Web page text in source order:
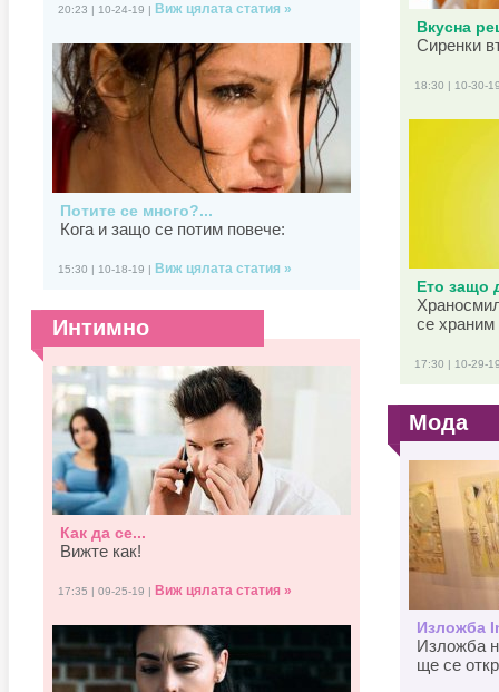
20:23 | 10-24-19 | Виж цялата статия »
Потите се много?...
Кога и защо се потим повече:
15:30 | 10-18-19 | Виж цялата статия »
Интимно
Как да се...
Вижте как!
17:35 | 09-25-19 | Виж цялата статия »
Вкусна
Сиренки
18:30 | 10-30-
Ето защо
се храним
17:30 | 10-29-
Мода
Изложба
Изложба
ще се